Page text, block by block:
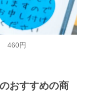
460円
おすすめの商